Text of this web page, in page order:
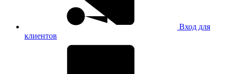
Вход для
клиентов